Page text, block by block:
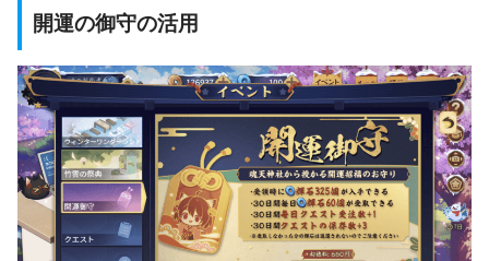
開運の御守の活用